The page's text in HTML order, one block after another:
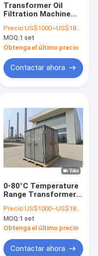
Transformer Oil
Filtration Machine
18000L/h Ultimate
Vacuum 3-5Pa
Optional Flowmeter
for Maximum
Filtration
Precio:US$1000~US$18000
MOQ:1 set
Obtenga el último precio
Contactar ahora
0-80°C Temperature
Range Transformer
with High Cleanness
and Impurity Size
Control
Precio:US$1000~US$18000
MOQ:1 set
Obtenga el último precio
Contactar ahora